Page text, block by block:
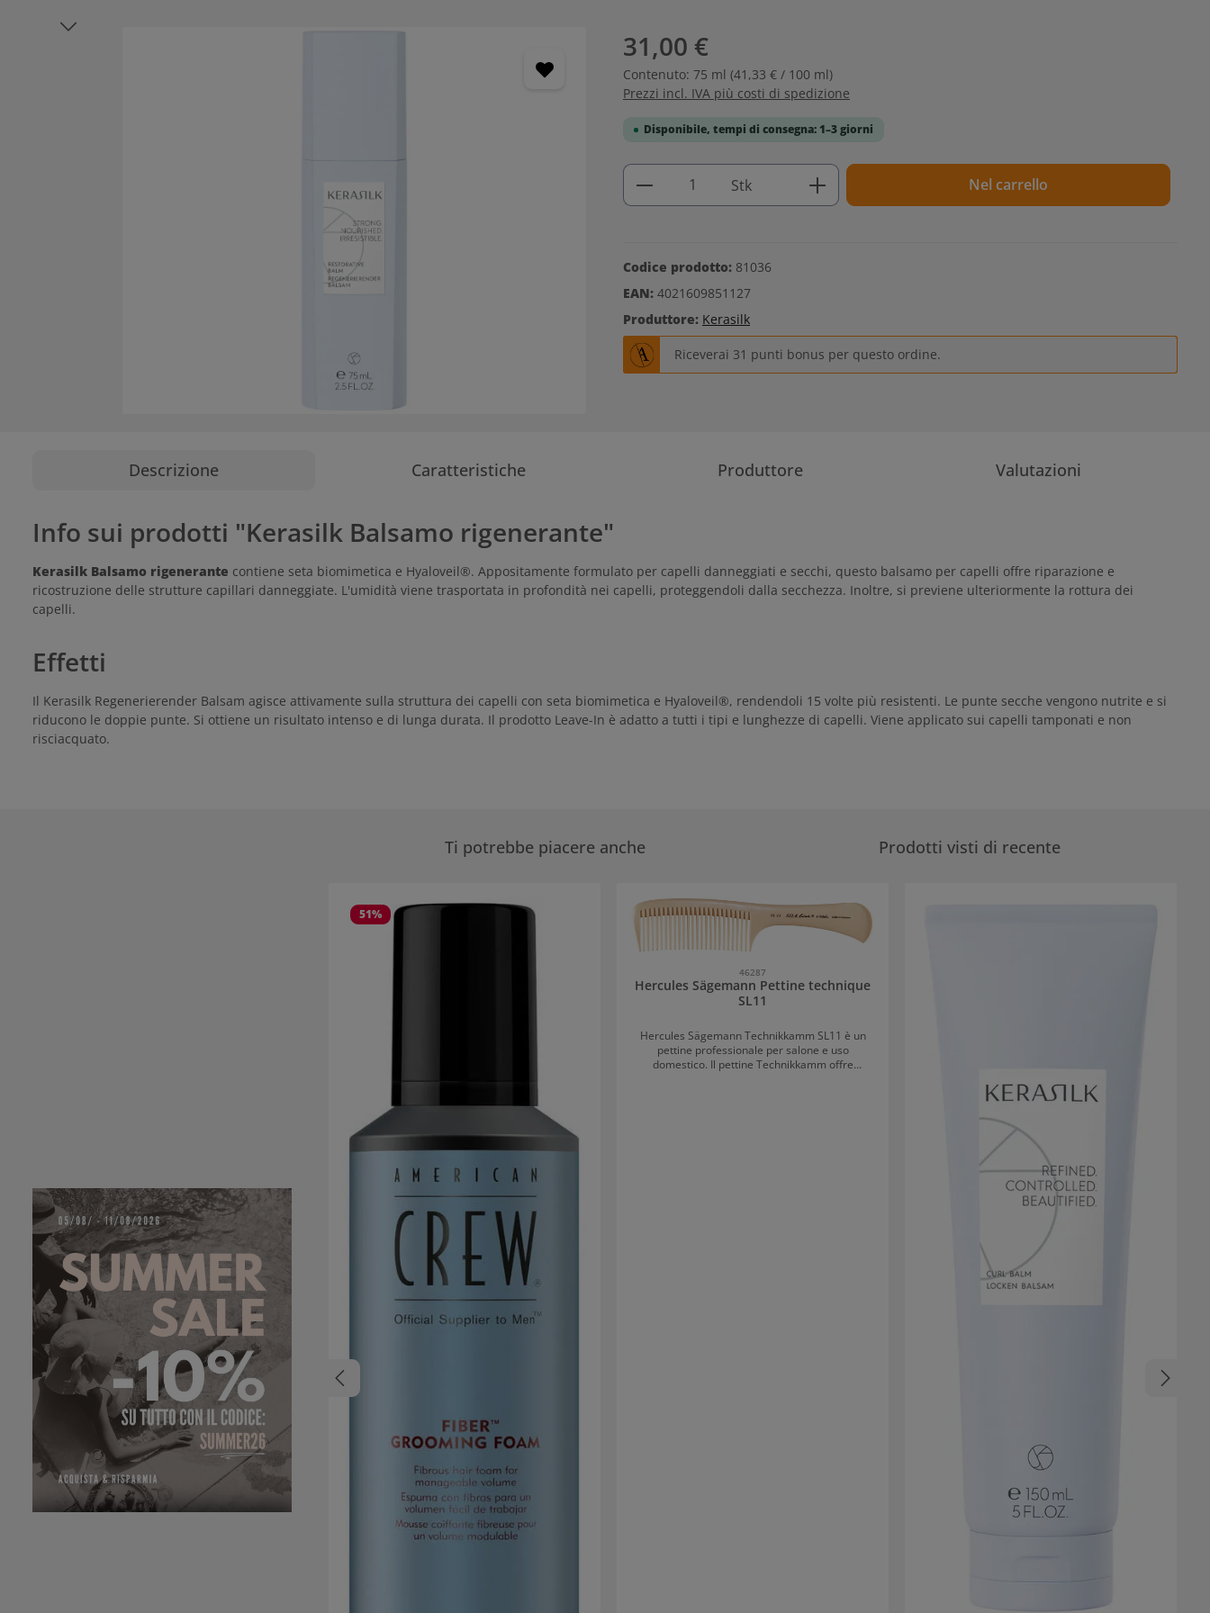
Salta la galleria di immagini 31,00 €
Contenuto: 75 ml (41,33 € / 100 ml)
Prezzi incl. IVA più costi di spedizione
Disponibile, tempi di consegna: 1–3 giorni
Quantità del prodotto: inserisci la quantità desiderata o
Stk Nel carrello
Codice prodotto: 81036
EAN: 4021609851127
Produttore: Kerasilk
Riceverai 31 punti bonus per questo ordine.
Descrizione Caratteristiche Produttore Valutazioni
Info sui prodotti "Kerasilk Balsamo rigenerante"
Kerasilk Balsamo rigenerante contiene seta biomimetica e Hyaloveil®. Appositamente formulato per capelli danneggiati e secchi, questo balsamo per capelli offre riparazione e
ricostruzione delle strutture capillari danneggiate. L'umidità viene trasportata in profondità nei capelli, proteggendoli dalla secchezza. Inoltre, si previene ulteriormente la rottura dei
capelli.
Effetti
Il Kerasilk Regenerierender Balsam agisce attivamente sulla struttura dei capelli con seta biomimetica e Hyaloveil®, rendendoli 15 volte più resistenti. Le punte secche vengono nutrite e si
riducono le doppie punte. Si ottiene un risultato intenso e di lunga durata. Il prodotto Leave-In è adatto a tutti i tipi e lunghezze di capelli. Viene applicato sui capelli tamponati e non
risciacquato.
Ti potrebbe piacere anche Prodotti visti di recente
51%
46287
Hercules Sägemann Pettine technique
SL11
Hercules Sägemann Technikkamm SL11 è un
pettine professionale per salone e uso
domestico. Il pettine Technikkamm offre